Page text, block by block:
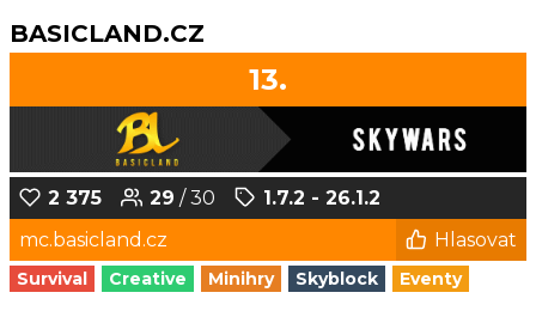
BASICLAND.CZ
13.
2 375 29 / 30
1.7.2 - 26.1.2
mc.basicland.cz
Hlasovat
Survival Creative Minihry Skyblock Eventy